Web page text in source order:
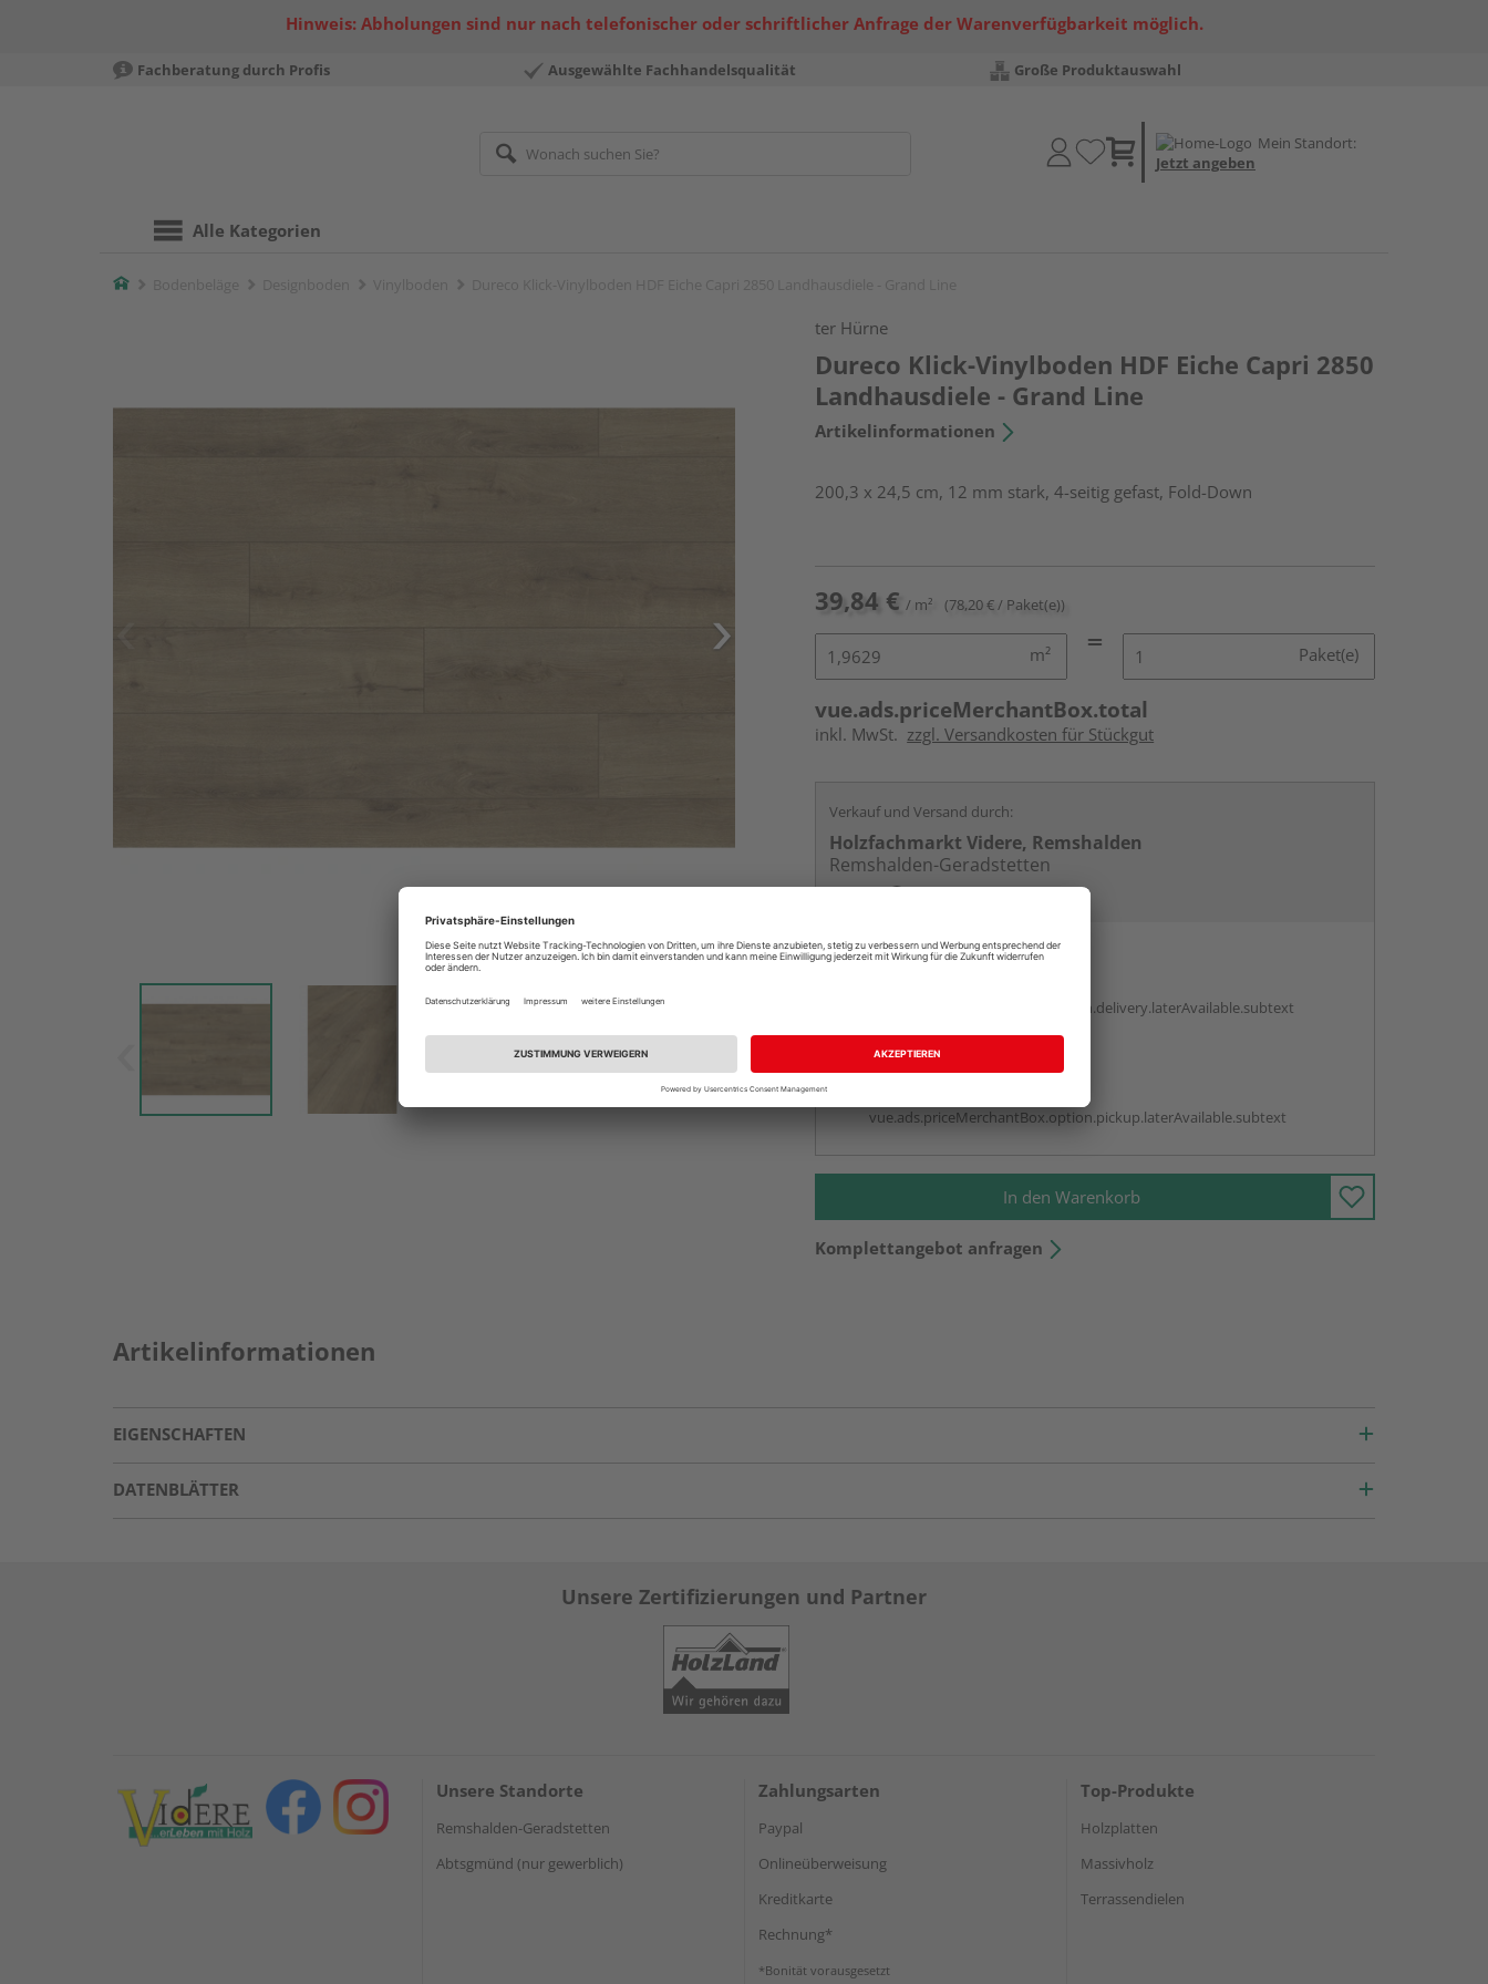
Hinweis: Abholungen sind nur nach telefonischer oder schriftlicher Anfrage der Warenverfügbarkeit möglich.
Fachberatung durch Profis Ausgewählte Fachhandelsqualität Große Produktauswahl
Mein Standort:
Jetzt angeben
Alle Kategorien
Home
ter Hürne
Dureco Klick-Vinylboden HDF Eiche Capri 2850
Landhausdiele - Grand Line
Artikelinformationen
200,3 x 24,5 cm, 12 mm stark, 4-seitig gefast, Fold-Down
39,84 € / m² (78,20 € / Paket(e))
m² Paket(e)
vue.ads.priceMerchantBox.total
inkl. MwSt. zzgl. Versandkosten für Stückgut
Verkauf und Versand durch:
Holzfachmarkt Videre, Remshalden
Remshalden-Geradstetten
Online bestellen
vue.ads.priceMerchantBox.option.delivery.laterAvailable.subtext
vue.ads.priceMerchantBox.option.pickup.laterAvailable.subtext
In den Warenkorb
Komplettangebot anfragen
Artikelinformationen
EIGENSCHAFTEN
DATENBLÄTTER
Unsere Zertifizierungen und Partner
Unsere Standorte
Remshalden-Geradstetten
Abtsgmünd (nur gewerblich)
Zahlungsarten
Paypal
Onlineüberweisung
Kreditkarte
Rechnung*
*Bonität vorausgesetzt
Top-Produkte
Holzplatten
Massivholz
Terrassendielen